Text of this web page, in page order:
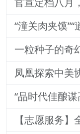
一粒种子的奇